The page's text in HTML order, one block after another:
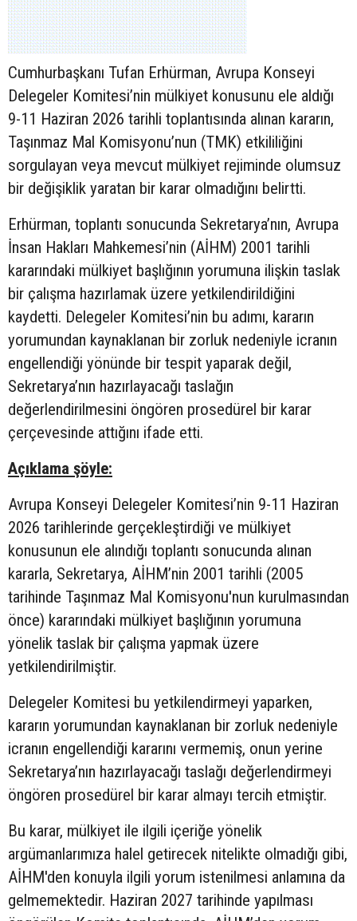
Cumhurbaşkanı Tufan Erhürman, Avrupa Konseyi
Delegeler Komitesi’nin mülkiyet konusunu ele aldığı
9-11 Haziran 2026 tarihli toplantısında alınan kararın,
Taşınmaz Mal Komisyonu’nun (TMK) etkililiğini
sorgulayan veya mevcut mülkiyet rejiminde olumsuz
bir değişiklik yaratan bir karar olmadığını belirtti.
Erhürman, toplantı sonucunda Sekretarya’nın, Avrupa
İnsan Hakları Mahkemesi’nin (AİHM) 2001 tarihli
kararındaki mülkiyet başlığının yorumuna ilişkin taslak
bir çalışma hazırlamak üzere yetkilendirildiğini
kaydetti. Delegeler Komitesi’nin bu adımı, kararın
yorumundan kaynaklanan bir zorluk nedeniyle icranın
engellendiği yönünde bir tespit yaparak değil,
Sekretarya’nın hazırlayacağı taslağın
değerlendirilmesini öngören prosedürel bir karar
çerçevesinde attığını ifade etti.
Açıklama şöyle:
Avrupa Konseyi Delegeler Komitesi’nin 9-11 Haziran
2026 tarihlerinde gerçekleştirdiği ve mülkiyet
konusunun ele alındığı toplantı sonucunda alınan
kararla, Sekretarya, AİHM’nin 2001 tarihli (2005
tarihinde Taşınmaz Mal Komisyonu'nun kurulmasından
önce) kararındaki mülkiyet başlığının yorumuna
yönelik taslak bir çalışma yapmak üzere
yetkilendirilmiştir.
Delegeler Komitesi bu yetkilendirmeyi yaparken,
kararın yorumundan kaynaklanan bir zorluk nedeniyle
icranın engellendiği kararını vermemiş, onun yerine
Sekretarya’nın hazırlayacağı taslağı değerlendirmeyi
öngören prosedürel bir karar almayı tercih etmiştir.
Bu karar, mülkiyet ile ilgili içeriğe yönelik
argümanlarımıza halel getirecek nitelikte olmadığı gibi,
AİHM'den konuyla ilgili yorum istenilmesi anlamına da
gelmemektedir. Haziran 2027 tarihinde yapılması